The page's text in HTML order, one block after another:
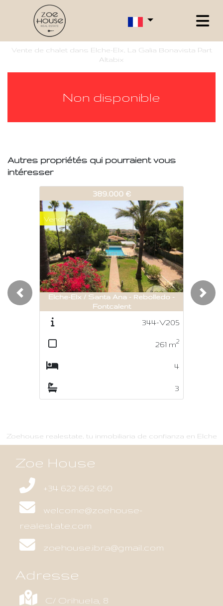
Vente de chalet dans Elche-Elx, La Galia Bonavista Part
Altabix
Non disponible
Autres propriétés qui pourraient vous
intéresser
389.000 €
Elche-Elx / Santa Ana - Rebolledo -
Fontcalent
Vendu
344-V205
261 m2
4
3
Previous
Zoehouse realestate, tu inmobiliaria de confianza en Elche
Zoe House
+34 622 662 650
welcome@zoehouse-
realestate.com
zoehouse.ibra@gmail.com
Adresse
C/ Orihuela, 8